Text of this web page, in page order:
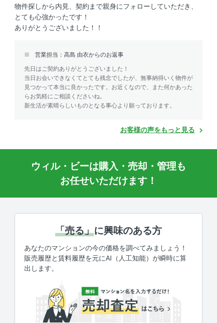
物件探しから内見、契約まで親身にフォローしていただき、
とても心強かったです！
ありがとうございました！！
営業担当：高島 由衣からのお返事
先日はご契約ありがとうございました！
当日お会いできなくてとても残念でしたが、無事納得いく物件が
見つかって本当に良かったです。お近くなので、また何かあった
らお気軽にご相談くださいね。
新生活が素晴らしいものとなる事心より願っております。
お客様の声をもっと見る
ウィル・ビーは購入・売却・管理も
お任せいただけます！
「売る」に興味のある方
あなたのマンションの今の価格を調べてみましょう！
販売履歴と賃料履歴を元にAI（人工知能）が瞬時に算
出します。